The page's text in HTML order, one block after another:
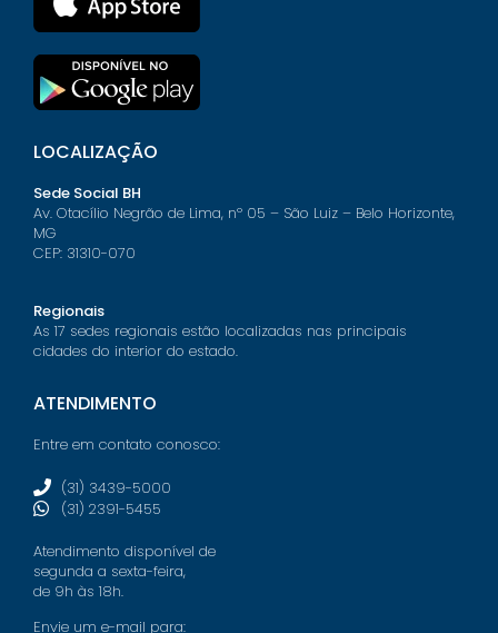
LOCALIZAÇÃO
Sede Social BH
Av. Otacílio Negrão de Lima, nº 05 – São Luiz – Belo Horizonte,
MG
CEP: 31310-070
Regionais
As 17 sedes regionais estão localizadas nas principais
cidades do interior do estado.
ATENDIMENTO
Entre em contato conosco:
(31) 3439-5000
(31) 2391-5455
Atendimento disponível de
segunda a sexta-feira,
de 9h às 18h.
Envie um e-mail para: